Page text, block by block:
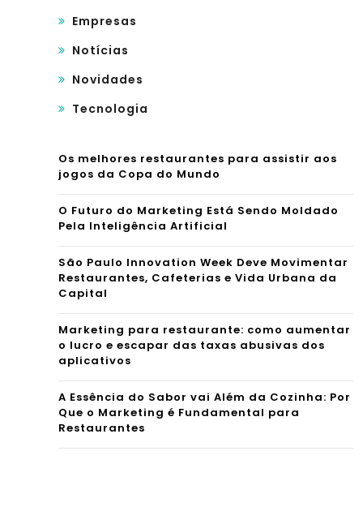
Empresas
Notícias
Novidades
Tecnologia
Os melhores restaurantes para assistir aos
jogos da Copa do Mundo
O Futuro do Marketing Está Sendo Moldado
Pela Inteligência Artificial
São Paulo Innovation Week Deve Movimentar
Restaurantes, Cafeterias e Vida Urbana da
Capital
Marketing para restaurante: como aumentar
o lucro e escapar das taxas abusivas dos
aplicativos
A Essência do Sabor vai Além da Cozinha: Por
Que o Marketing é Fundamental para
Restaurantes